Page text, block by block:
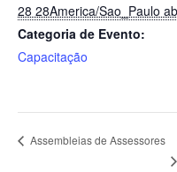
28 28America/Sao_Paulo
Categoria de Evento:
Capacitação
Assembleias de Assessores